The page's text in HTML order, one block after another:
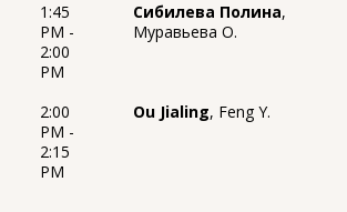
1:45
PM -
2:00
PM
Сибилева Полина,
Муравьева О.
2:00
PM -
2:15
PM
Ou Jialing, Feng Y.